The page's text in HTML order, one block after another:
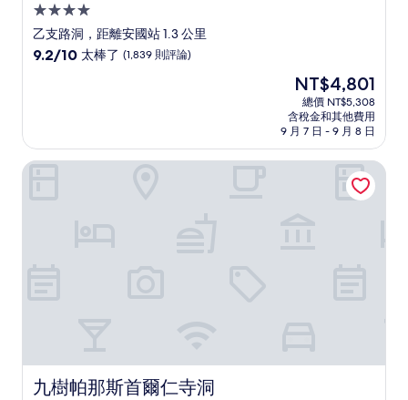
4.0
星
級
乙支路洞，距離安國站 1.3 公里
9.2
太
棒
9.2/10 太棒了 (1,839 則評論)
現
在
價
格
為
NT$4,801
NT$4,801
總價 NT$5,308
含稅金和其他費用
9 月 7 日 - 9 月 8 日
九樹帕那斯首爾仁寺洞
九樹帕那斯首爾仁寺洞
九樹帕那斯首爾仁寺洞